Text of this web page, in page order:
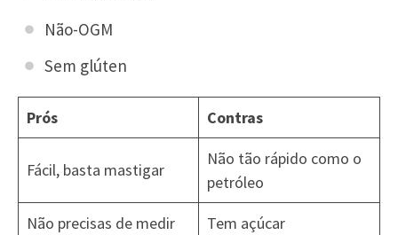
Não-OGM
Sem glúten
Prós Contras
Fácil, basta mastigar
Não tão rápido como o
petróleo
Não precisas de medir
Tem açúcar